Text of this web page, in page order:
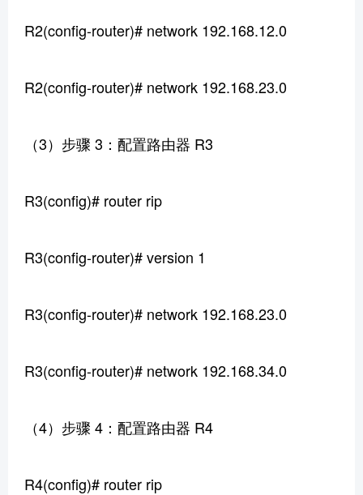
R2(config-router)# network 192.168.12.0
R2(config-router)# network 192.168.23.0
（3）步骤 3：配置路由器 R3
R3(config)# router rip
R3(config-router)# version 1
R3(config-router)# network 192.168.23.0
R3(config-router)# network 192.168.34.0
（4）步骤 4：配置路由器 R4
R4(config)# router rip